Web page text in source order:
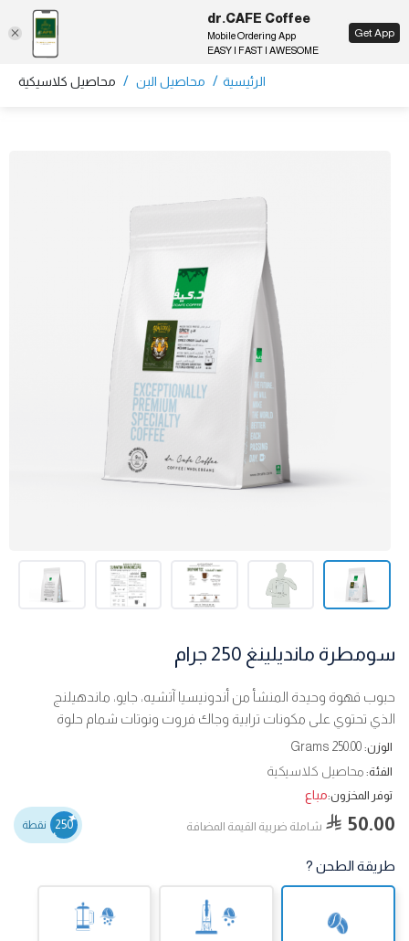
EN
الرئيسية / محاصيل البن / محاصيل كلاسيكية
سومطرة مانديلينغ 250 جرام
حبوب قهوة وحيدة المنشأ من أندونيسيا آتشيه، جايو، ماندهيلنج
الذي تحتوي على مكونات ترابية وجاك فروت ونوتات شمام حلوة
الوزن: 250.00 Grams
الفئة: محاصيل كلاسيكية
توفر المخزون:مباع
50.00 شاملة ضربية القيمة المضافة 250 نقطة
طريقة الطحن ?
dr.CAFE Coffee
Mobile Ordering App
EASY | FAST | AWESOME
Get App